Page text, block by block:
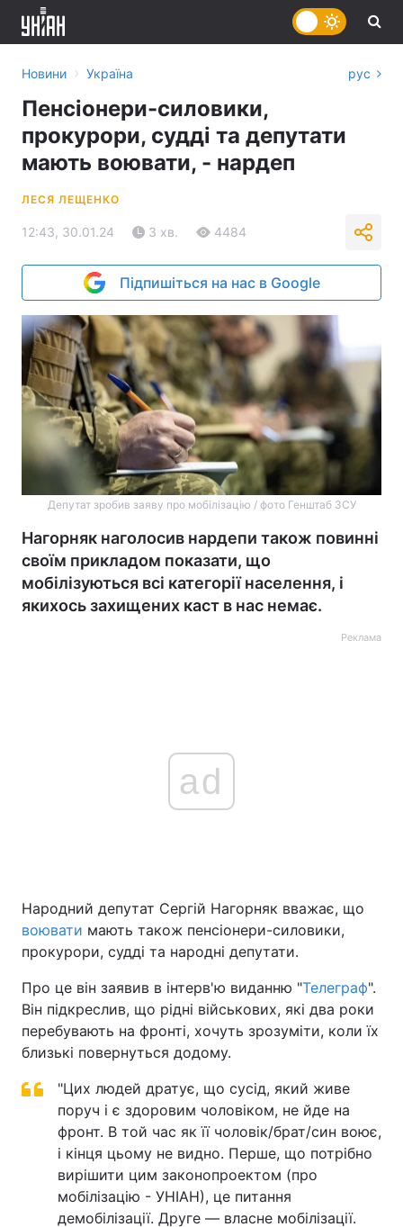
Політика
Економіка Світ
Спорт Наука
Техно і зв'язок Лайт
Зброя Інциденти
Здоров'я Туризм
Цікавинки Погода
Екологія Регіони
Новини › Україна рус
Пенсіонери-силовики,
прокурори, судді та депутати
мають воювати, - нардеп
ЛЕСЯ ЛЕЩЕНКО
12:43, 30.01.24 3 хв. 4484
Підпишіться на нас в Google
Депутат зробив заяву про мобілізацію / фото Генштаб ЗСУ
Нагорняк наголосив нардепи також повинні
своїм прикладом показати, що
мобілізуються всі категорії населення, і
якихось захищених каст в нас немає.
Реклама
ad
Народний депутат Сергій Нагорняк вважає, що
воювати мають також пенсіонери-силовики,
прокурори, судді та народні депутати.
Про це він заявив в інтерв'ю виданню "Телеграф".
Він підкреслив, що рідні військових, які два роки
перебувають на фронті, хочуть зрозуміти, коли їх
близькі повернуться додому.
"Цих людей дратує, що сусід, який живе
поруч і є здоровим чоловіком, не йде на
фронт. В той час як її чоловік/брат/син воює,
і кінця цьому не видно. Перше, що потрібно
вирішити цим законопроектом (про
мобілізацію - УНІАН), це питання
демобілізації. Друге — власне мобілізації.